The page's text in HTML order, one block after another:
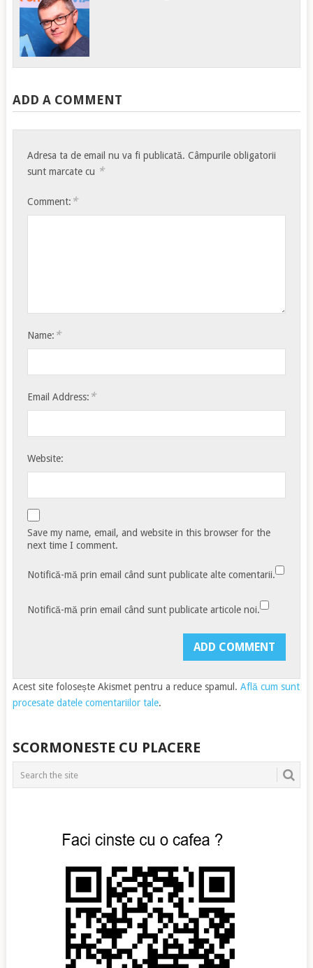
ADD A COMMENT
Adresa ta de email nu va fi publicată. Câmpurile obligatorii
sunt marcate cu *
Comment: *
Name: *
Email Address: *
Website:
Save my name, email, and website in this browser for the
next time I comment.
Notifică-mă prin email când sunt publicate alte comentarii.
Notifică-mă prin email când sunt publicate articole noi.
Acest site folosește Akismet pentru a reduce spamul. Află cum sunt
procesate datele comentariilor tale.
SCORMONESTE CU PLACERE